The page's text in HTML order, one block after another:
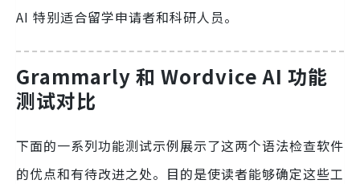
AI 特别适合留学申请者和科研人员。
Grammarly 和 Wordvice AI 功能
测试对比
下面的一系列功能测试示例展示了这两个语法检查软件
的优点和有待改进之处。目的是使读者能够确定这些工